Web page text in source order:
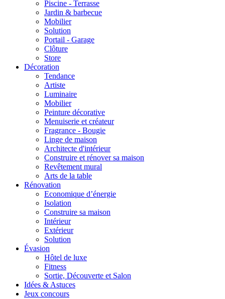
Piscine - Terrasse
Jardin & barbecue
Mobilier
Solution
Portail - Garage
Clôture
Store
Décoration
Tendance
Artiste
Luminaire
Mobilier
Peinture décorative
Menuiserie et créateur
Fragrance - Bougie
Linge de maison
Architecte d'intérieur
Construire et rénover sa maison
Revêtement mural
Arts de la table
Rénovation
Economique d’énergie
Isolation
Construire sa maison
Intérieur
Extérieur
Solution
Évasion
Hôtel de luxe
Fitness
Sortie, Découverte et Salon
Idées & Astuces
Jeux concours